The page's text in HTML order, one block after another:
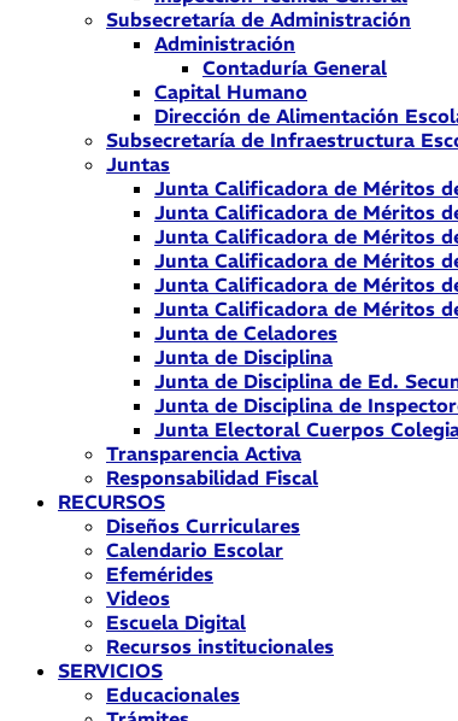
Subsecretaría de Administración
Administración
Contaduría General
Capital Humano
Dirección de Alimentación
Subsecretaría de Infraestructura
Juntas
Junta Calificadora de Méritos
Junta Calificadora de Méritos
Junta Calificadora de Méritos
Junta Calificadora de Méritos
Junta Calificadora de Méritos
Junta Calificadora de Méritos
Junta de Celadores
Junta de Disciplina
Junta de Disciplina de Ed.
Junta de Disciplina de
Junta Electoral Cuerpos
Transparencia Activa
Responsabilidad Fiscal
RECURSOS
Diseños Curriculares
Calendario Escolar
Efemérides
Videos
Escuela Digital
Recursos institucionales
SERVICIOS
Educacionales